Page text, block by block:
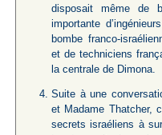
disposait même de
importante
bombe franco-
et de techniciens
la centrale de Dimona.
Suite à une
et Madame Thatcher,
secrets israéliens à